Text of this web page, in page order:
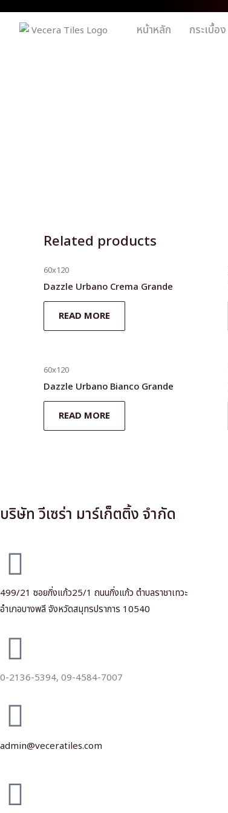
หน้าหลัก กระเบื้อง
Related products
60x120
Dazzle Urbano Crema Grande
READ MORE
60x120
Dazzle Urbano Bianco Grande
READ MORE
บริษัท วีเซร่า มาร์เก็ตติ้ง จำกัด
499/21 ซอยกิ่งแก้ว25/1 ถนนกิ่งแก้ว ตำบลราชาเทวะ
อำเภอบางพลี จังหวัดสมุทรปราการ 10540
0-2136-5394, 09-4584-7007
admin@veceratiles.com